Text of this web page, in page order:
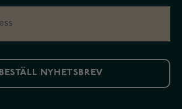
BESTÄLL NYHETSBREV